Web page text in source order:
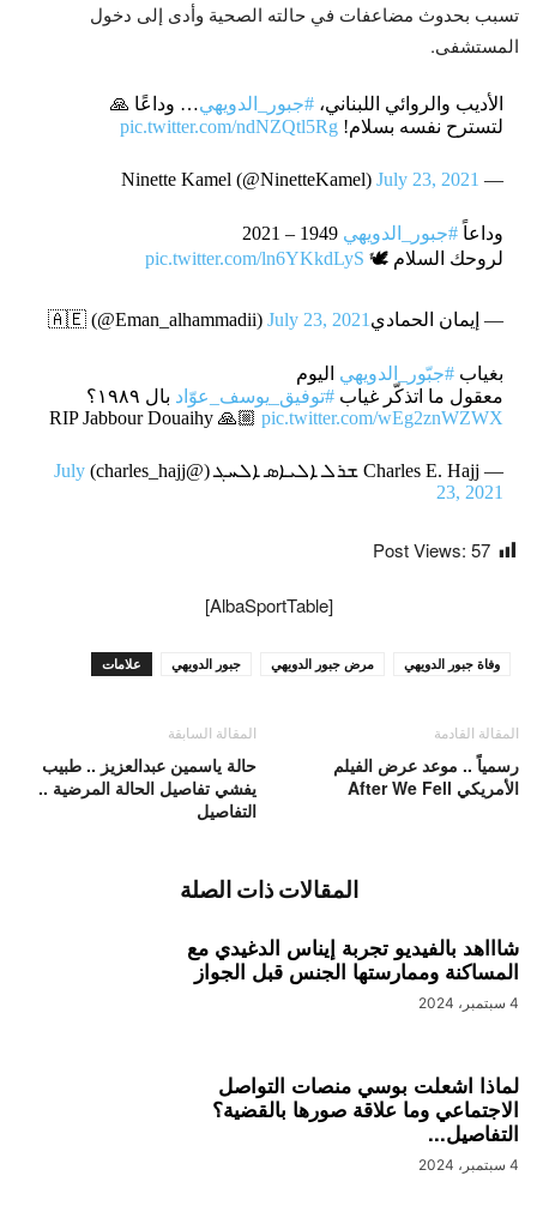
تسبب بحدوث مضاعفات في حالته الصحية وأدى إلى دخول
المستشفى.
الأديب والروائي اللبناني، #جبور_الدويهي… وداعًا 🙏
لتسترح نفسه بسلام! pic.twitter.com/ndNZQtl5Rg
— Ninette Kamel (@NinetteKamel)
July 23, 2021
وداعاً #جبور_الدويهي
لروحك السلام 🕊 pic.twitter.com/ln6YKkdLyS
— إيمان الحمادي🇦🇪 (@Eman_alhammadii) July 23, 2021
بغياب #جبّور_الدويهي اليوم
معقول ما اتذكّر غياب #توفيق_يوسف_عوّاد بال ١٩٨٩؟
RIP Jabbour Douaihy 🙏🏼pic.twitter.com/wEg2znWZWX
— Charles E. Hajj ܫܪܠ ܐܠܝܐܣ ܐܠܚܓ (@charles_hajj)
July
23, 2021
Post Views: 57
[AlbaSportTable]
علامات جبور الدويهي مرض جبور الدويهي وفاة جبور الدويهي
المقالة السابقة
حالة ياسمين عبدالعزيز .. طبيب
يفشي تفاصيل الحالة المرضية ..
التفاصيل
المقالة القادمة
رسمياً .. موعد عرض الفيلم
الأمريكي After We Fell
المقالات ذات الصلة
شاااهد بالفيديو تجربة إيناس الدغيدي مع
المساكنة وممارستها الجنس قبل الجواز
4 سبتمبر، 2024
لماذا اشعلت بوسي منصات التواصل
الاجتماعي وما علاقة صورها بالقضية؟
التفاصيل...
4 سبتمبر، 2024